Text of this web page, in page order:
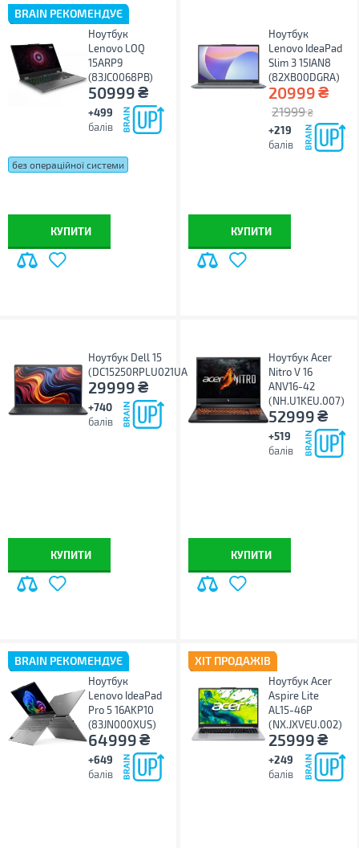
BRAIN РЕКОМЕНДУЄ
Ноутбук
Lenovo LOQ
15ARP9
(83JC0068PB)
50999₴
+499
балів
без операційної системи
КУПИТИ
Ноутбук
Lenovo IdeaPad
Slim 3 15IAN8
(82XB00DGRA)
20999₴
21999 ₴
+219
балів
КУПИТИ
Ноутбук Dell 15
(DC15250RPLU021UA_UBU)
29999₴
+740
балів
КУПИТИ
Ноутбук Acer
Nitro V 16
ANV16-42
(NH.U1KEU.007)
52999₴
+519
балів
КУПИТИ
BRAIN РЕКОМЕНДУЄ
Ноутбук
Lenovo IdeaPad
Pro 5 16AKP10
(83JN000XUS)
64999₴
+649
балів
ХІТ ПРОДАЖІВ
Ноутбук Acer
Aspire Lite
AL15-46P
(NX.JXVEU.002)
25999₴
+249
балів